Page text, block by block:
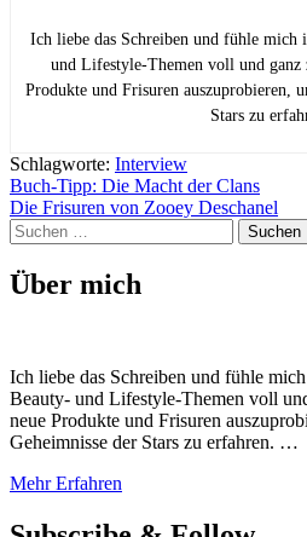
Ich liebe das Schreiben und fühle mich
und Lifestyle-Themen voll und ganz
Produkte und Frisuren auszuprobieren,
Stars zu
Schlagworte: Interview
Beitragsnavigation
Buch-Tipp: Die Macht der Clans
Die Frisuren von Zooey Deschanel
Suchen
nach:
Über mich
Ich liebe das Schreiben und fühle
Beauty- und Lifestyle-Themen voll
neue Produkte und Frisuren
Geheimnisse der Stars zu erfahren. …
Mehr Erfahren